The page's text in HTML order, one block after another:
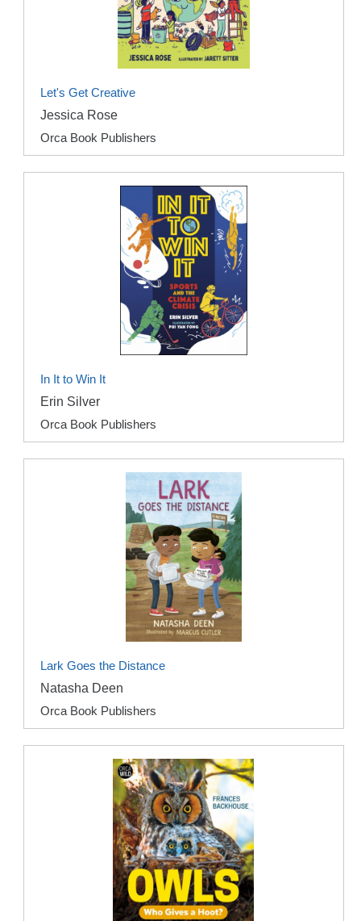
Let's Get Creative
Jessica Rose
Orca Book Publishers
In It to Win It
Erin Silver
Orca Book Publishers
Lark Goes the Distance
Natasha Deen
Orca Book Publishers